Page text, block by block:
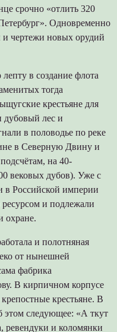
срочно «отлить 320
Одновременно
чертежи новых орудий
в создание флота
тогда
крестьяне для
дубовый лес и
в половодье по реке
в Северную Двину и
на 40-
вековых дубов). Уже с
Российской империи
и подлежали
охране.
и полотняная
от нынешней
фабрика
В кирпичном корпусе
крестьяне. В
этом следующее: «А ткут
ревендуки и коломянки